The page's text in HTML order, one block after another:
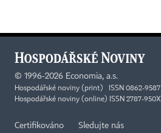
© 1996-2026 Economia, a.s.
Hospodářské noviny (print) ISSN 0862-9587
Hospodářské noviny (online) ISSN 2787-950X
Certifikováno Sledujte nás